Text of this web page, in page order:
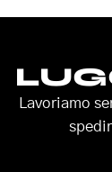
Lavoriamo